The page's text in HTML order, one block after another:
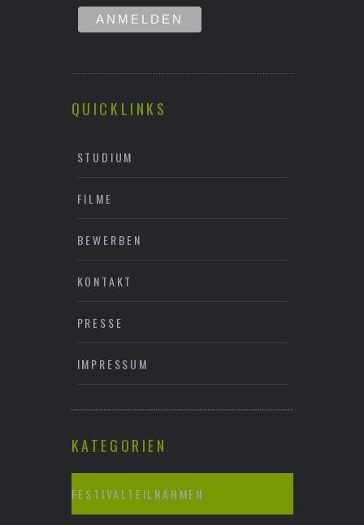
QUICKLINKS
STUDIUM
FILME
BEWERBEN
KONTAKT
PRESSE
IMPRESSUM
KATEGORIEN
FESTIVALTEILNAHMEN